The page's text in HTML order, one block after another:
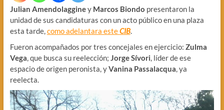
Julian Amendolagginey Marcos Biondo presentaron la
unidad de sus candidaturas con un acto público en una plaza
esta tarde,como adelantara esteCIB.
Fueron acompañados por tres concejales en ejercicio: Zulma
Vega, que busca su reelección; Jorge Sívori, líder de ese
espacio de origen peronista, yVanina Passalacqua, ya
reelecta.